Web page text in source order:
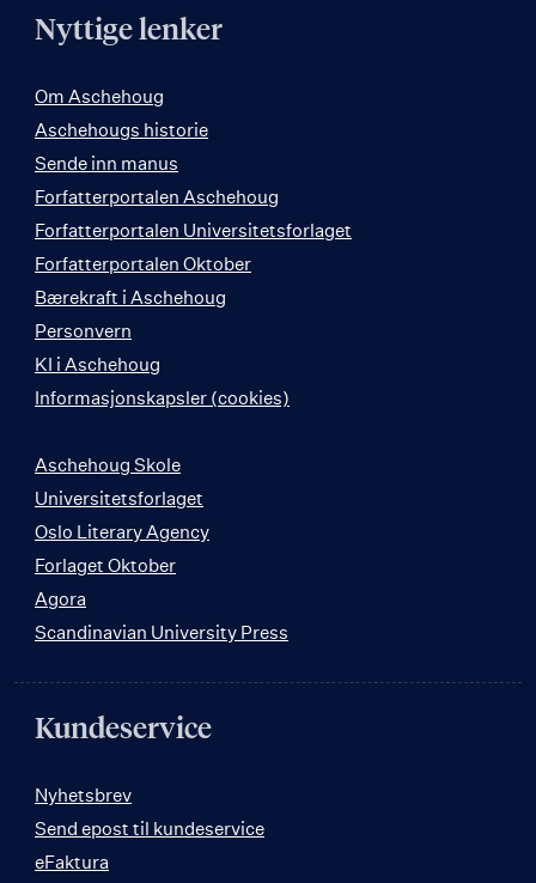
Nyttige lenker
Om Aschehoug
Aschehougs historie
Sende inn manus
Forfatterportalen Aschehoug
Forfatterportalen Universitetsforlaget
Forfatterportalen Oktober
Bærekraft i Aschehoug
Personvern
KI i Aschehoug
Informasjonskapsler (cookies)
Aschehoug Skole
Universitetsforlaget
Oslo Literary Agency
Forlaget Oktober
Agora
Scandinavian University Press
Kundeservice
Nyhetsbrev
Send epost til kundeservice
eFaktura